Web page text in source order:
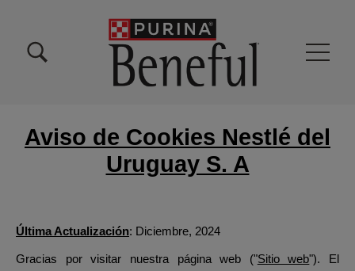
Aviso de Cookies Nestlé del
Uruguay S. A
Última Actualización: Diciembre, 2024
Gracias por visitar nuestra página web ("Sitio web"). El